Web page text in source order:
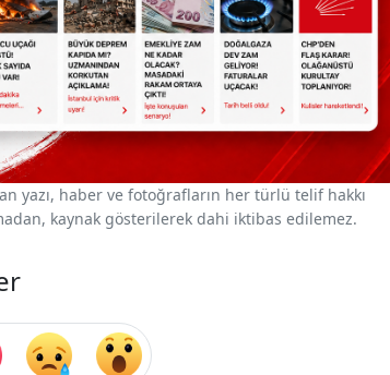
yazı, haber ve fotoğrafların her türlü telif hakkı
kaynak gösterilerek dahi iktibas edilemez.